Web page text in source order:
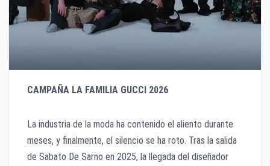
CAMPAÑA LA FAMILIA GUCCI 2026
​La industria de la moda ha contenido el aliento durante
meses, y finalmente, el silencio se ha roto. Tras la salida
de Sabato De Sarno en 2025, la llegada del diseñador